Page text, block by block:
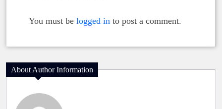
You must be logged in to post a comment.
About Author Information